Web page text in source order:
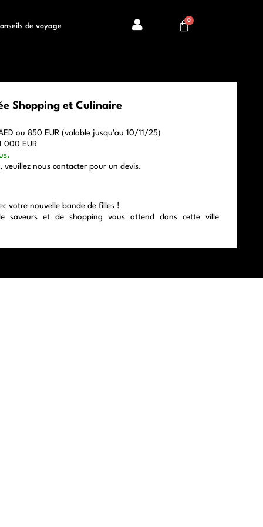
de voyage
Shopping et Culinaire
ou 850 EUR (valable jusqu’au 10/11/25)
000 EUR
veuillez nous contacter pour un devis.
votre nouvelle bande de filles !
saveurs et de shopping vous attend dans cette ville